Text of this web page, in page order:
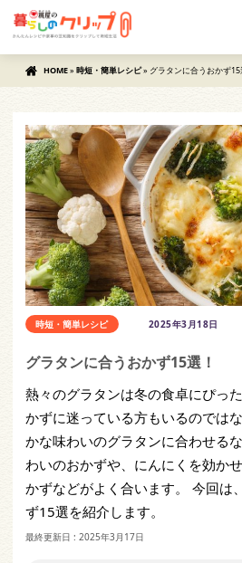
HOME» 時短・簡単レシピ» グラタンに合うおかず15
時短・簡単レシピ 2025年3月18日
グラタンに合うおかず15選！
熱々のグラタンは冬の食卓にぴっ
かずに迷っている方もいるのでは
かな味わいのグラタンに合わせる
わいのおかずや、にんにくを効か
かずなどがよく合います。 今回は
ず15選を紹介します。
最終更新日 : 2025年3月17日